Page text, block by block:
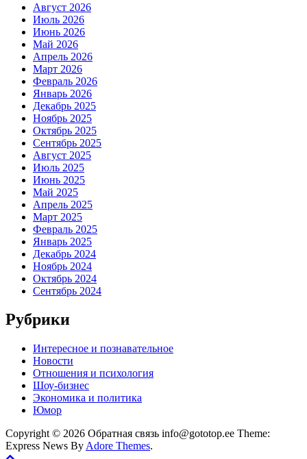
Август 2026
Июль 2026
Июнь 2026
Май 2026
Апрель 2026
Март 2026
Февраль 2026
Январь 2026
Декабрь 2025
Ноябрь 2025
Октябрь 2025
Сентябрь 2025
Август 2025
Июль 2025
Июнь 2025
Май 2025
Апрель 2025
Март 2025
Февраль 2025
Январь 2025
Декабрь 2024
Ноябрь 2024
Октябрь 2024
Сентябрь 2024
Рубрики
Интересное и познавательное
Новости
Отношения и психология
Шоу-бизнес
Экономика и политика
Юмор
Copyright © 2026 Обратная связь info@gototop.ee Theme:
Express News By Adore Themes.